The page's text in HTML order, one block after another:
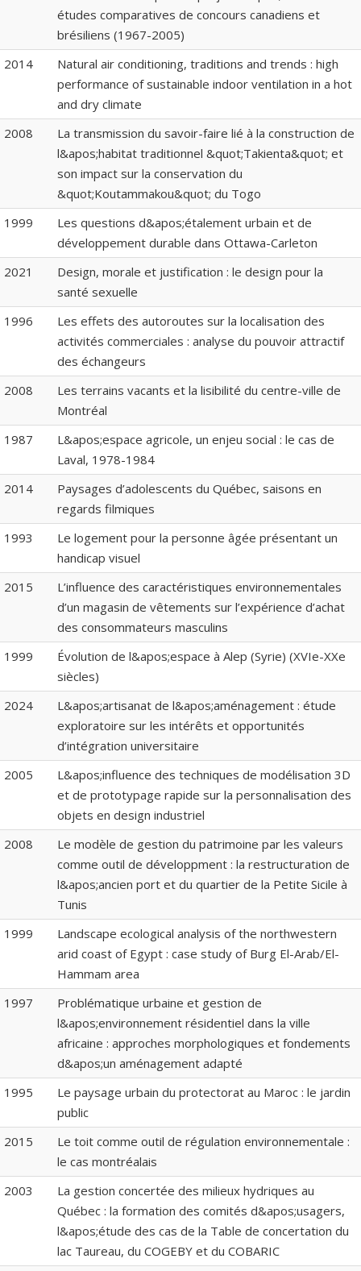
études comparatives de concours canadiens et
brésiliens (1967-2005)
2014
Natural air conditioning, traditions and trends : high
performance of sustainable indoor ventilation in a hot
and dry climate
2008
La transmission du savoir-faire lié à la construction de
l&apos;habitat traditionnel &quot;Takienta&quot; et
son impact sur la conservation du
&quot;Koutammakou&quot; du Togo
1999
Les questions d&apos;étalement urbain et de
développement durable dans Ottawa-Carleton
2021
Design, morale et justification : le design pour la
santé sexuelle
1996
Les effets des autoroutes sur la localisation des
activités commerciales : analyse du pouvoir attractif
des échangeurs
2008
Les terrains vacants et la lisibilité du centre-ville de
Montréal
1987
L&apos;espace agricole, un enjeu social : le cas de
Laval, 1978-1984
2014
Paysages d’adolescents du Québec, saisons en
regards filmiques
1993
Le logement pour la personne âgée présentant un
handicap visuel
2015
L’influence des caractéristiques environnementales
d’un magasin de vêtements sur l’expérience d’achat
des consommateurs masculins
1999
Évolution de l&apos;espace à Alep (Syrie) (XVIe-XXe
siècles)
2024
L&apos;artisanat de l&apos;aménagement : étude
exploratoire sur les intérêts et opportunités
d’intégration universitaire
2005
L&apos;influence des techniques de modélisation 3D
et de prototypage rapide sur la personnalisation des
objets en design industriel
2008
Le modèle de gestion du patrimoine par les valeurs
comme outil de développment : la restructuration de
l&apos;ancien port et du quartier de la Petite Sicile à
Tunis
1999
Landscape ecological analysis of the northwestern
arid coast of Egypt : case study of Burg El-Arab/El-
Hammam area
1997
Problématique urbaine et gestion de
l&apos;environnement résidentiel dans la ville
africaine : approches morphologiques et fondements
d&apos;un aménagement adapté
1995
Le paysage urbain du protectorat au Maroc : le jardin
public
2015
Le toit comme outil de régulation environnementale :
le cas montréalais
2003
La gestion concertée des milieux hydriques au
Québec : la formation des comités d&apos;usagers,
l&apos;étude des cas de la Table de concertation du
lac Taureau, du COGEBY et du COBARIC